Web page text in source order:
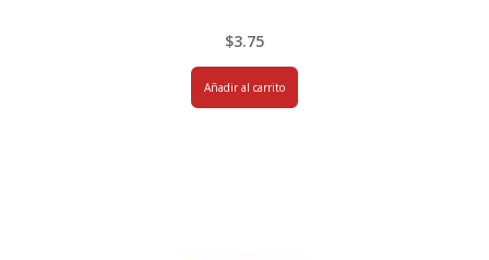
$3.75
Añadir al carrito